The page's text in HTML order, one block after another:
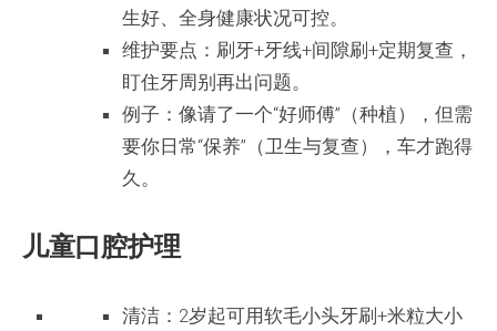
生好、全身健康状况可控。
维护要点：刷牙+牙线+间隙刷+定期复查，
盯住牙周别再出问题。
例子：像请了一个“好师傅”（种植），但需
要你日常“保养”（卫生与复查），车才跑得
久。
儿童口腔护理
清洁：2岁起可用软毛小头牙刷+米粒大小